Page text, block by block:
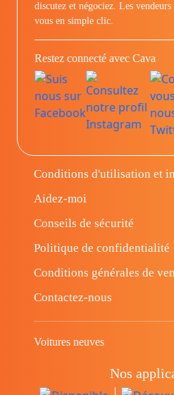
discutez et négociez. Les vendeurs
vous en simple clic.
Restez connecté avec Cava
Conditions d'utilisation et
Aidez-moi
Conseils de sécurité
Politique de confidentialité
Conditions générales de
Contactez-nous
Voitures neuves
Nos